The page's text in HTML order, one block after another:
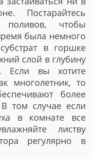
Постарайтесь
чтобы
была немного
в горшке
слой в глубину
Если вы хотите
многолетник, то
более
том случае если
в комнате все
листву
регулярно в